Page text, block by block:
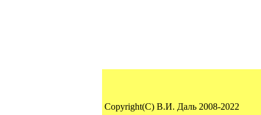
Copyright(C) В.И. Даль 2008-2022